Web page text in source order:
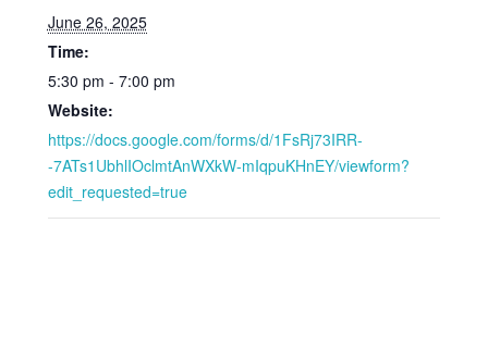
June 26, 2025
Time:
5:30 pm - 7:00 pm
Website:
https://docs.google.com/forms/d/1FsRj73IRR-
-7ATs1UbhlIOclmtAnWXkW-mIqpuKHnEY/viewform?
edit_requested=true